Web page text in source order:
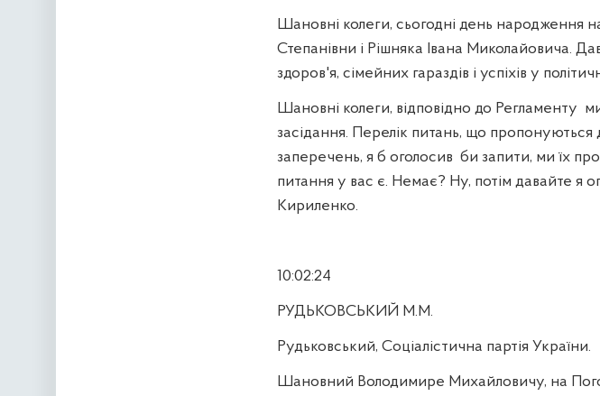
Шановні колеги, сьогодні день народження
Степанівни і Рішняка Івана Миколайовича.
здоров'я, сімейних гараздів і успіхів у
Шановні колеги, відповідно до Регламенту
засідання. Перелік питань, що пропонуються
заперечень, я б оголосив би запити, ми їх
питання у вас є. Немає? Ну, потім давайте я
Кириленко.
10:02:24
РУДЬКОВСЬКИЙ М.М.
Рудьковський, Соціалістична партія України.
Шановний Володимире Михайловичу, на